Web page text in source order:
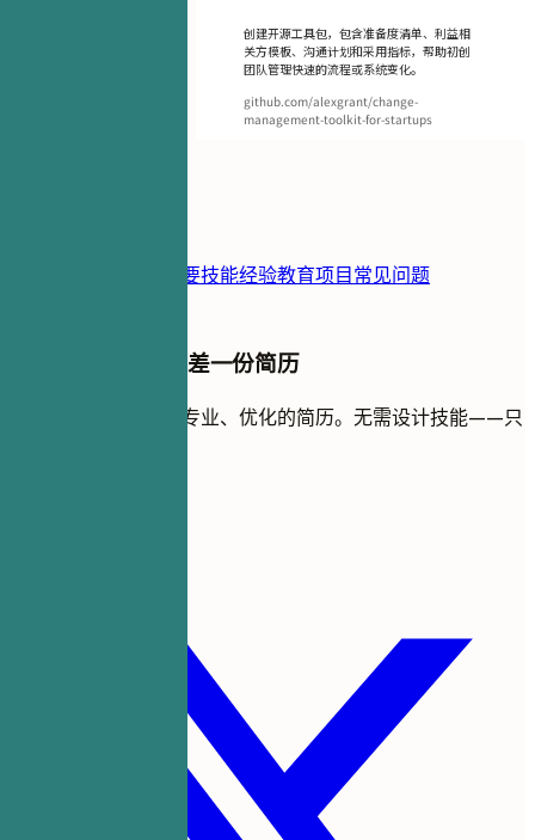
创建开源工具包，包含准备度清单、利益相
关方模板、沟通计划和采用指标，帮助初创
团队管理快速的流程或系统变化。
github.com/alexgrant/change-
management-toolkit-for-startups
摘要技能经验教育项目常见问题
您的下一次面试只差一份简历
在几分钟内创建一份专业、优化的简历。无需设计技能——只